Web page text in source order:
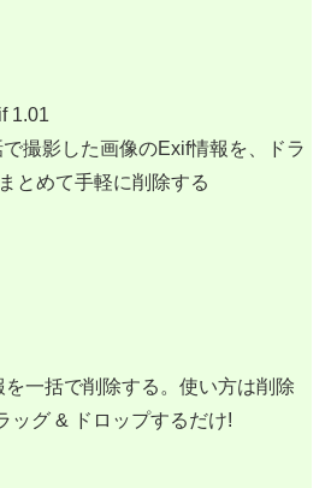
1.01
撮影した画像のExif情報を、ドラ
とめて手軽に削除する
一括で削除する。使い方は削除
ッグ & ドロップするだけ!